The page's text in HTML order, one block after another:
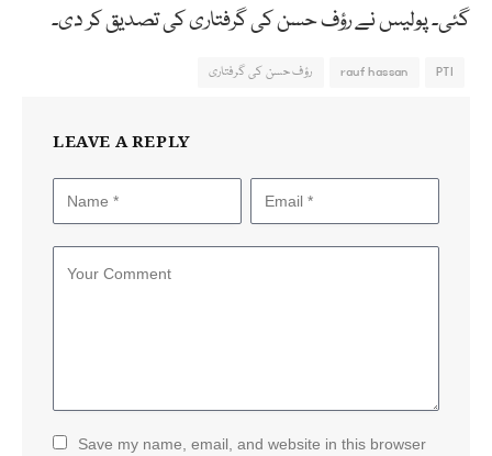
گئی۔ پولیس نے رؤف حسن کی گرفتاری کی تصدیق کر دی۔
PTI
rauf hassan رؤف حسن کی گرفتاری
LEAVE A REPLY
Save my name, email, and website in this browser